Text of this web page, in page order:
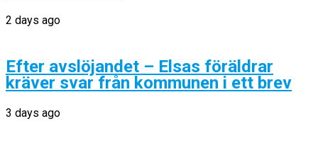
2 days ago
Efter avslöjandet – Elsas föräldrar
kräver svar från kommunen i ett brev
3 days ago